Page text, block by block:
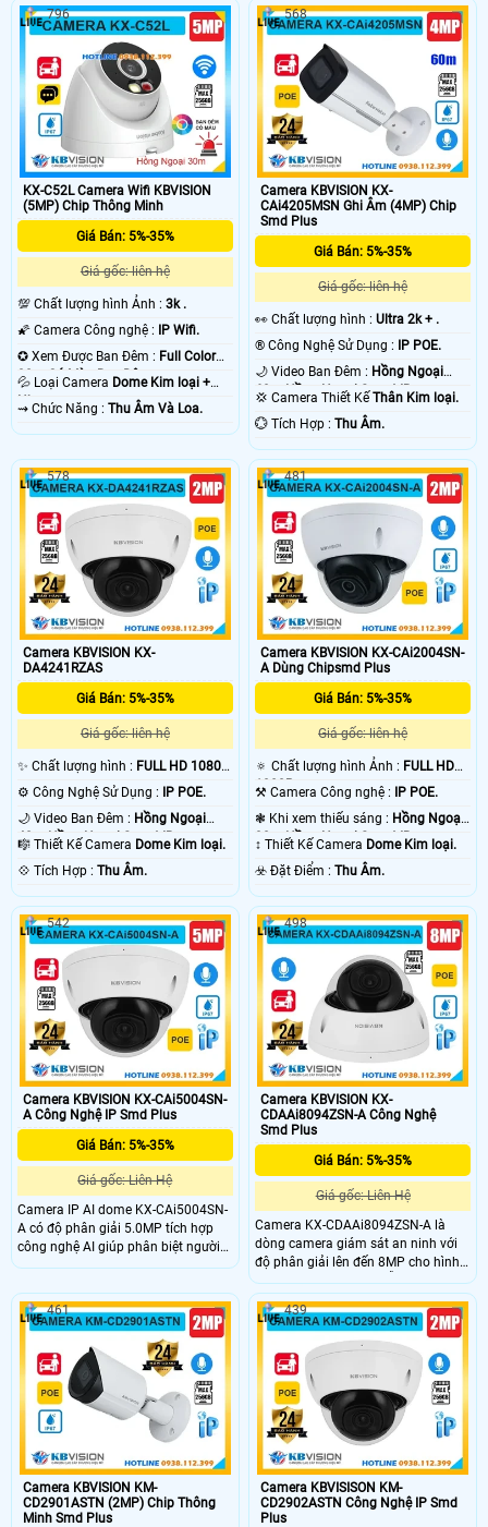
KX-C52L Camera Wifi KBVISION
(5MP) Chip Thông Minh
Giá Bán: 5%-35%
Giá gốc: liên hệ
💯 Chất lượng hình Ảnh : 3k .
🌠 Camera Công nghệ :
IP Wifi.
✪ Xem Được Ban Đêm : Full Color
30m Có Màu Ban Ðêm.
💦 Loại Camera Dome Kim loại +
Nhựa.
️⇝ Chức Năng : Thu Âm Và Loa.
796
Camera KBVISION KX-
CAi4205MSN Ghi Âm (4MP) Chip
Smd Plus
Giá Bán: 5%-35%
Giá gốc: liên hệ
️👀 Chất lượng hình :Ultra 2k + .
®️ Công Nghệ Sử Dụng :
IP POE.
🌙 Video Ban Đêm : Hồng Ngoại
60m Hồng Ngoại Smart IR.
💢 Camera Thiết KếThân Kim loại.
️💮 Tích Hợp :Thu Âm.
568
Camera KBVISION KX-
DA4241RZAS
Giá Bán: 5%-35%
Giá gốc: liên hệ
✨ Chất lượng hình : FULL HD 1080P
.
⚙ Công Nghệ Sử Dụng :
IP POE.
🌙 Video Ban Đêm : Hồng Ngoại
40m Hồng Ngoại Smart IR.
🎼️ Thiết Kế Camera Dome Kim loại.
️💠 Tích Hợp : Thu Âm.
578
Camera KBVISION KX-CAi2004SN-
A Dùng Chipsmd Plus
Giá Bán: 5%-35%
Giá gốc: liên hệ
🔅 Chất lượng hình Ảnh : FULL HD
1080P .
⚒ Camera Công nghệ :
IP POE.
❃ Khi xem thiếu sáng : Hồng Ngoại
30m Hồng Ngoại Smart IR.
↕️ Thiết Kế Camera Dome Kim loại.
️☣️ Đặt Điểm :Thu Âm.
481
Camera KBVISION KX-CAi5004SN-
A Công Nghệ IP Smd Plus
Giá Bán: 5%-35%
Giá gốc: Liên Hệ
Camera IP AI dome KX-CAi5004SN-
A có độ phân giải 5.0MP tích hợp
công nghệ AI giúp phân biệt người
và xe chính xác. Camera quan sát
120dB, tầm xa hồng ngoại 30m, tích
hợp mic và khe cắm thẻ nhớ 256GB.
Với thiết kế kim loại bền bỉ, chuẩn
IP67 chống nước, PoE tiện lợi đây là
lựa chọn lý tưởng cho giám sát an
ninh.
542
Camera KBVISION KX-
CDAAi8094ZSN-A Công Nghệ
Smd Plus
Giá Bán: 5%-35%
Giá gốc: Liên Hệ
Camera KX-CDAAi8094ZSN-A là
dòng camera giám sát an ninh với
độ phân giải lên đến 8MP cho hình
ảnh sắc nét. Camera hỗ trợ giám
sát thông minh phân loại chính xác
người và phương tiện, cùng tính
năng phát hiện bất thường. Với
chuẩn bảo vệ IP67, IK10, hồng
ngoại 35m, PoE và khe cắm thẻ
Micro SD 256GB camera đảm bảo
độ bền cao và dễ dàng lắp đặt.
498
Camera KBVISION KM-
CD2901ASTN (2MP) Chip Thông
Minh Smd Plus
461
Camera KBVISISON KM-
CD2902ASTN Công Nghệ IP Smd
Plus
439